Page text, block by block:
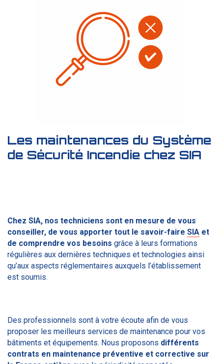
Les maintenances du Système
de Sécurité Incendie chez SIA
Chez SIA, nos techniciens sont en mesure de vous
conseiller, de vous apporter tout le savoir-faire SIA et
de comprendre vos besoins grâce à leurs formations
régulières aux dernières techniques et technologies ainsi
qu’aux aspects réglementaires auxquels l’établissement
est soumis.
Des professionnels sont à votre écoute afin de vous
proposer les meilleurs services de maintenance pour vos
bâtiments et équipements. Nous proposons différents
contrats en maintenance préventive et corrective sur